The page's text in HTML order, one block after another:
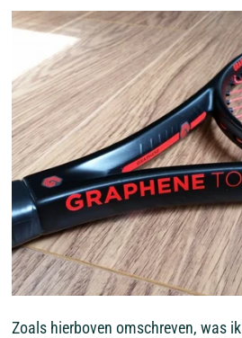
Zoals hierboven omschreven, was ik